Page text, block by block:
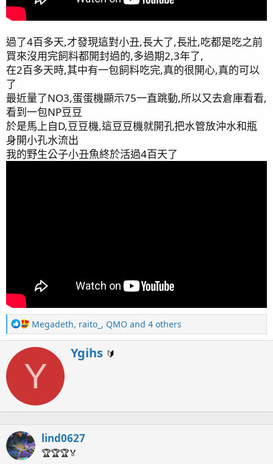
過了4百多天,才發現這對小丑,長大了,長壯,吃都是吃之前
買來沒用完飼料都開封過的,多過期2,3年了,
在2百多天時,其中有一包飼料吃完,真的很開心,真的可以
了
最近量了NO3,蛋蛋機顯示75一直跳動,所以又去倉庫看看,
看到一包NP豆豆
於是馬上自D,豆豆機,這豆豆機就開孔把水管放沖水和瓶
身開小孔水流出
我的野生公子小丑魚終於活過4百天了
R
e
a
t
i
n
s
Megadeth, raito_ , QMO and 4 others
Y
W
e
b
y
Ygihs 🔰
lind0627
🏆🏆🏆🏅